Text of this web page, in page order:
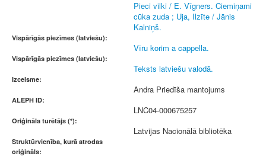
Pieci vilki / E. Vīgners. Ciemiņami
cūka zuda ; Uja, Ilzīte / Jānis
Kalniņš.
Vispārīgās piezīmes (latviešu):
Vīru korim a cappella.
Vispārīgās piezīmes (latviešu):
Teksts latviešu valodā.
Izcelsme:
Andra Priedīša mantojums
ALEPH ID:
LNC04-000675257
Oriģināla turētājs (*):
Latvijas Nacionālā bibliotēka
Struktūrvienība, kurā atrodas
oriģināls: